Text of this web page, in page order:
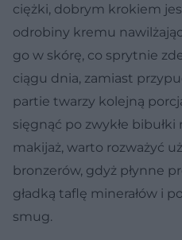
ciężki, dobrym krokiem
odrobiny kremu
go w skórę, co sprytnie
ciągu dnia, zamiast
partie twarzy kolejną
sięgnąć po zwykłe
makijaż, warto rozważyć
bronzerów, gdyż płynne
gładką taflę minerałów i
smug.